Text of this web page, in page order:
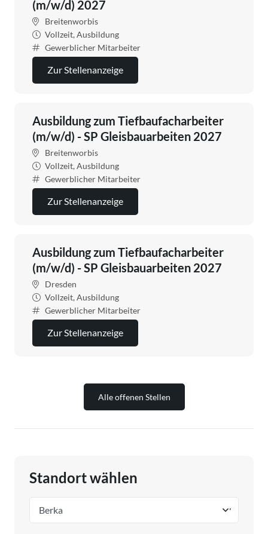
(m/w/d) 2027
Breitenworbis
Vollzeit, Ausbildung
Gewerblicher Mitarbeiter
Zur Stellenanzeige
Ausbildung zum Tiefbaufacharbeiter
(m/w/d) - SP Gleisbauarbeiten 2027
Breitenworbis
Vollzeit, Ausbildung
Gewerblicher Mitarbeiter
Zur Stellenanzeige
Ausbildung zum Tiefbaufacharbeiter
(m/w/d) - SP Gleisbauarbeiten 2027
Dresden
Vollzeit, Ausbildung
Gewerblicher Mitarbeiter
Zur Stellenanzeige
Alle offenen Stellen
Standort wählen